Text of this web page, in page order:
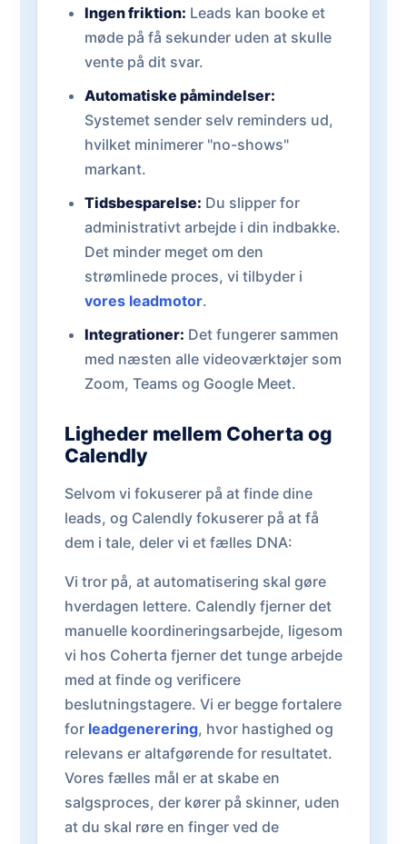
Ingen friktion: Leads kan booke et
møde på få sekunder uden at skulle
vente på dit svar.
Automatiske påmindelser:
Systemet sender selv reminders ud,
hvilket minimerer "no-shows"
markant.
Tidsbesparelse: Du slipper for
administrativt arbejde i din indbakke.
Det minder meget om den
strømlinede proces, vi tilbyder i
vores leadmotor.
Integrationer: Det fungerer sammen
med næsten alle videoværktøjer som
Zoom, Teams og Google Meet.
Ligheder mellem Coherta og
Calendly
Selvom vi fokuserer på at finde dine
leads, og Calendly fokuserer på at få
dem i tale, deler vi et fælles DNA:
Vi tror på, at automatisering skal gøre
hverdagen lettere. Calendly fjerner det
manuelle koordineringsarbejde, ligesom
vi hos Coherta fjerner det tunge arbejde
med at finde og verificere
beslutningstagere. Vi er begge fortalere
for leadgenerering, hvor hastighed og
relevans er altafgørende for resultatet.
Vores fælles mål er at skabe en
salgsproces, der kører på skinner, uden
at du skal røre en finger ved de